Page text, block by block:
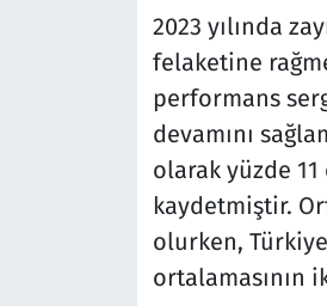
2023 yılında
felaketine
performans
devamını
olarak yüzde
kaydetmiştir.
olurken,
ortalamasının